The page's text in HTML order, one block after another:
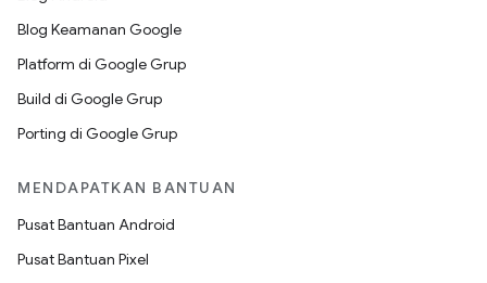
Blog Keamanan Google
Platform di Google Grup
Build di Google Grup
Porting di Google Grup
MENDAPATKAN BANTUAN
Pusat Bantuan Android
Pusat Bantuan Pixel